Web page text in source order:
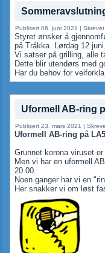
Publisert 06. juni 2021 |
Styret ønsker å
på Tråkka. Lørdag 12
Vi satser på grilling, alle
Dette blir utendørs med
Har du behov for
Uformell AB-ring
Publisert 23. mars 2021 |
Uformell AB-ring på
Grunnet korona viruset
Men vi har en uformell
20.00.
Noen ganger har vi en
Her snakker vi om løst